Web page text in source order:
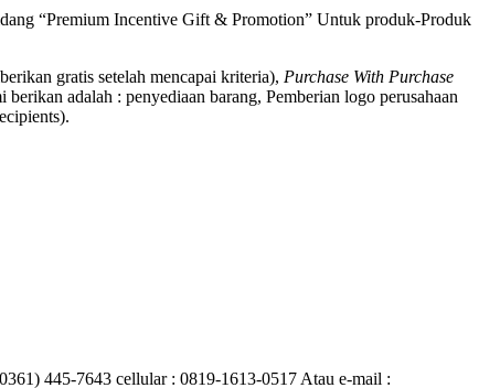
“Premium Incentive Gift & Promotion” Untuk produk-Produk
gratis setelah mencapai kriteria), Purchase With Purchase
adalah : penyediaan barang, Pemberian logo perusahaan
445-7643 cellular : 0819-1613-0517 Atau e-mail :